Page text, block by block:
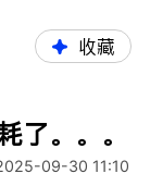
收藏
了。。。
09-30 11:10